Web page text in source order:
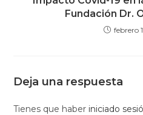
Fundación Dr.
febrero
Deja una respuesta
Tienes que haber iniciado